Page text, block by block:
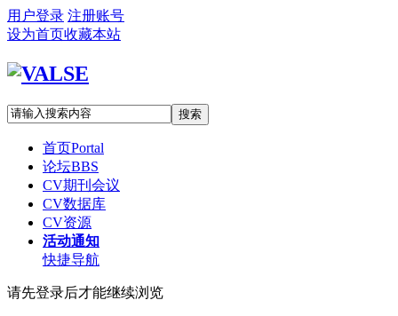
用户登录 注册账号
设为首页收藏本站
搜索
首页Portal
论坛BBS
CV期刊会议
CV数据库
CV资源
活动通知
快捷导航
请先登录后才能继续浏览